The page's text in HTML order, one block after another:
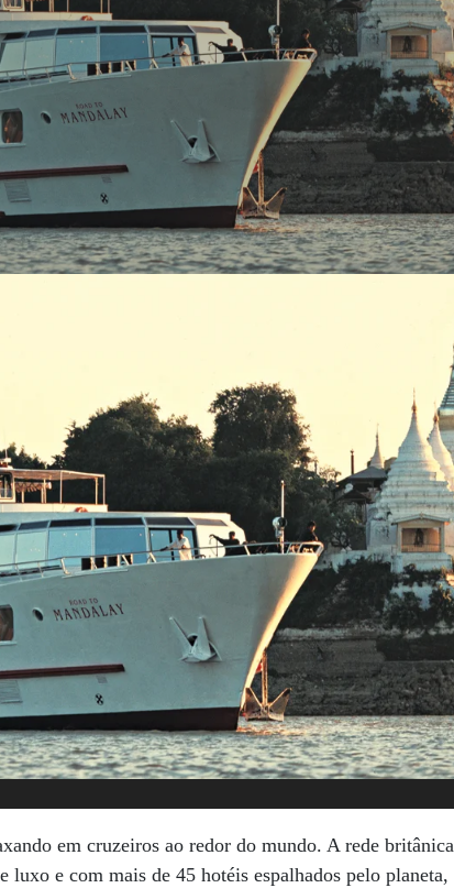
em cruzeiros ao redor do mundo. A rede
luxo e com mais de 45 hotéis espalhados pelo